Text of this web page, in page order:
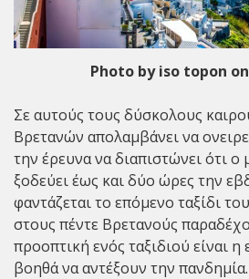
Photo by iso topon
Σε αυτούς τους δύσκολους
Βρετανών απολαμβάνει να
την έρευνα να διαπιστώνει ότι
ξοδεύει έως και δύο ώρες την
φαντάζεται το επόμενο ταξίδι
στους πέντε Βρετανούς
προοπτική ενός ταξιδιού είναι
βοηθά να αντέξουν την πανδημία.